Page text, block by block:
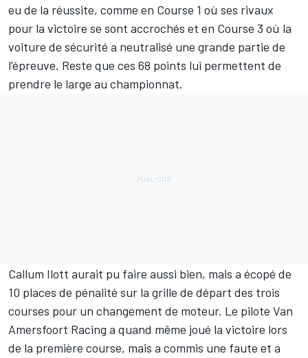
eu de la réussite, comme en Course 1 où ses rivaux
pour la victoire se sont accrochés et en Course 3 où la
voiture de sécurité a neutralisé une grande partie de
l'épreuve. Reste que ces 68 points lui permettent de
prendre le large au championnat.
Callum Ilott aurait pu faire aussi bien, mais a écopé de
10 places de pénalité sur la grille de départ des trois
courses pour un changement de moteur. Le pilote Van
Amersfoort Racing a quand même joué la victoire lors
de la première course, mais a commis une faute et a